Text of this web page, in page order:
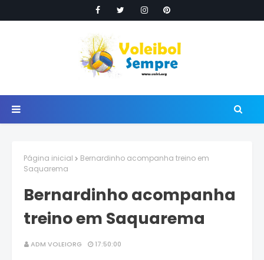
Página inicial
Bernardinho acompanha treino em
Saquarema
Bernardinho acompanha
treino em Saquarema
ADM VOLEIORG 17:50:00